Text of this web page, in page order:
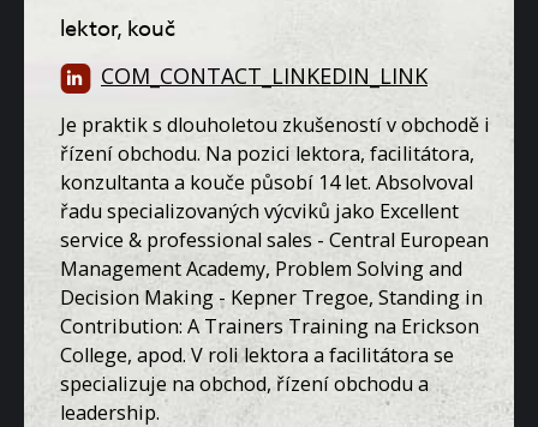
lektor, kouč
COM_CONTACT_LINKEDIN_LINK
Je praktik s dlouholetou zkušeností v obchodě i
řízení obchodu. Na pozici lektora, facilitátora,
konzultanta a kouče působí 14 let. Absolvoval
řadu specializovaných výcviků jako Excellent
service & professional sales - Central European
Management Academy, Problem Solving and
Decision Making - Kepner Tregoe, Standing in
Contribution: A Trainers Training na Erickson
College, apod. V roli lektora a facilitátora se
specializuje na obchod, řízení obchodu a
leadership.